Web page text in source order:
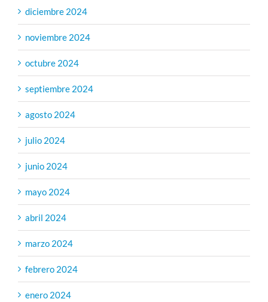
diciembre 2024
noviembre 2024
octubre 2024
septiembre 2024
agosto 2024
julio 2024
junio 2024
mayo 2024
abril 2024
marzo 2024
febrero 2024
enero 2024